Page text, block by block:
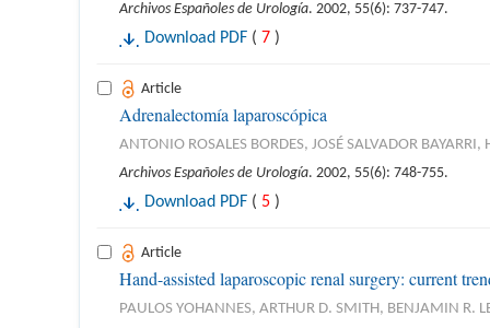
Archivos Españoles de Urología. 2002, 55(6): 737-747.
Download PDF ( 7 )
Article
Adrenalectomía laparoscópica
ANTONIO ROSALES BORDES, JOSÉ SALVADOR
Archivos Españoles de Urología. 2002, 55(6): 748-755.
Download PDF ( 5 )
Article
Hand-assisted laparoscopic renal surgery: current
PAULOS YOHANNES, ARTHUR D. SMITH, BENJAMIN R.